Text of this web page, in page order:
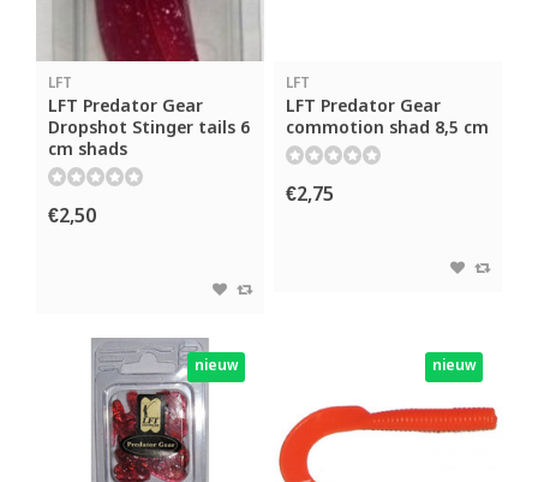
LFT
LFT Predator Gear
Dropshot Stinger tails 6
cm shads
€2,50
LFT
LFT Predator Gear
commotion shad 8,5 cm
€2,75
nieuw nieuw